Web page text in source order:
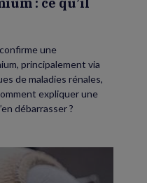
une
principalement via
de maladies rénales,
expliquer une
débarrasser ?